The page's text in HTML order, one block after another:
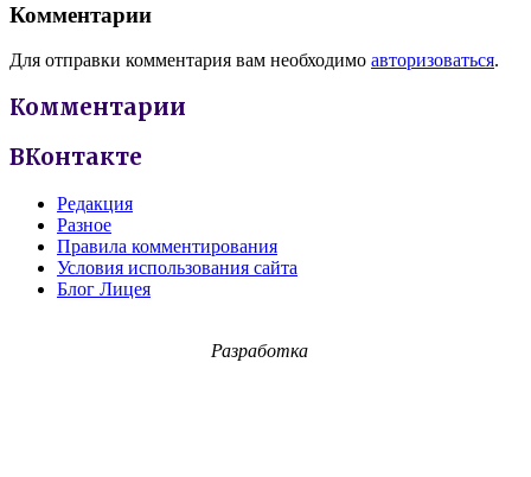
Комментарии
Для отправки комментария вам необходимо авторизоваться.
Комментарии
ВКонтакте
Редакция
Разное
Правила комментирования
Условия использования сайта
Блог Лицея
Разработка